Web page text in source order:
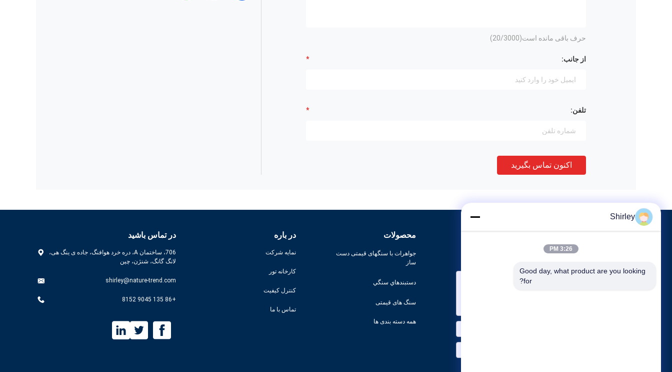
حرف باقی مانده است( 20/3000)
از جانب:
تلفن:
اکنون تماس بگیرید
در تماس باشید
706، ساختمان A، دره خرد هوافنگ، جاده ی ینگ هی،
لانگ گانگ، شنژن، چین
shirley@nature-trend.com
+86 135 9045 8152
در باره
نمایه شرکت
کارخانه تور
کنترل کیفیت
تماس با ما
محصولات
جواهرات با سنگهای قیمتی دست
ساز
دستبندهاي سنگي
سنگ های قیمتی
همه دسته بندی ها
نیاز خود را با ما در میان بگذارید. ما بهترین محصولات را با شما متصل
Shirley
3:26 PM
Good day, what product are you looking
for?